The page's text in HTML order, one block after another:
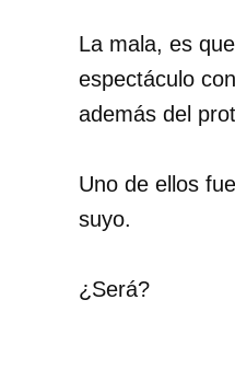
La mala, es
espectáculo
además del
Uno de ellos
suyo.
¿Será?